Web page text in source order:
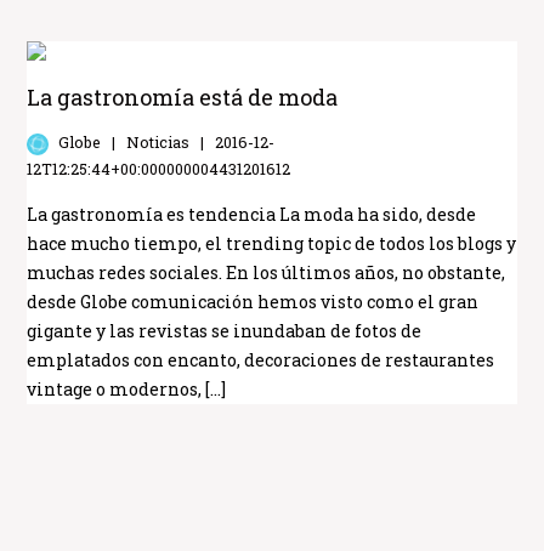
La gastronomía está de moda
Globe Noticias
2016-12-
12T12:25:44+00:000000004431201612
La gastronomía es tendencia La moda ha sido, desde
hace mucho tiempo, el trending topic de todos los blogs y
muchas redes sociales. En los últimos años, no obstante,
desde Globe comunicación hemos visto como el gran
gigante y las revistas se inundaban de fotos de
emplatados con encanto, decoraciones de restaurantes
vintage o modernos, […]